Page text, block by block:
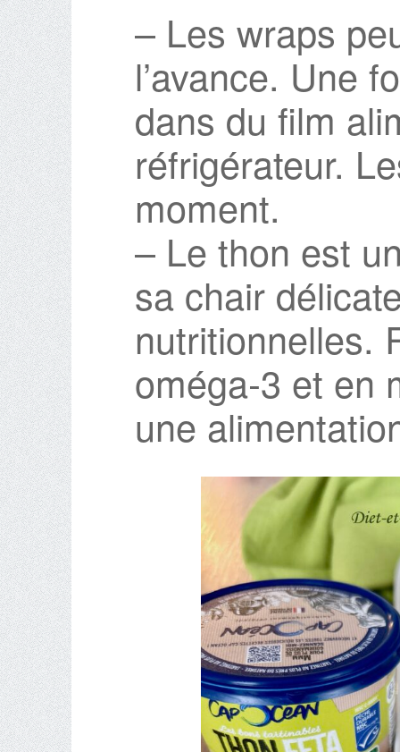
– Les wraps
l’avance. Une
dans du film
réfrigérateur.
moment.
– Le thon est
sa chair
nutritionnelles.
oméga‑3 et en
une